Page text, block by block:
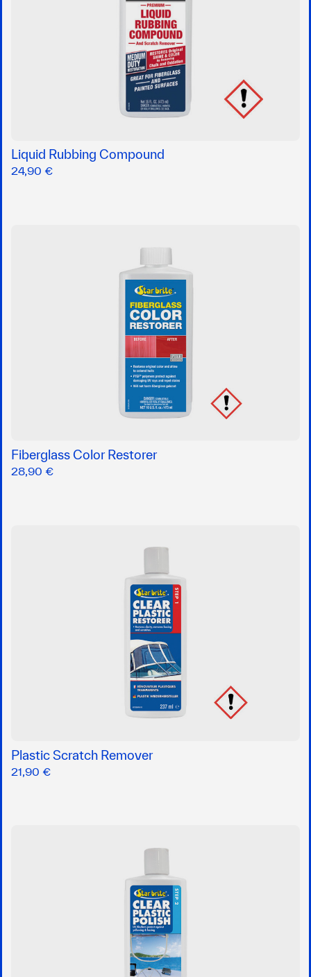
Liquid Rubbing Compound
24,90 €
Fiberglass Color Restorer
28,90 €
Plastic Scratch Remover
21,90 €